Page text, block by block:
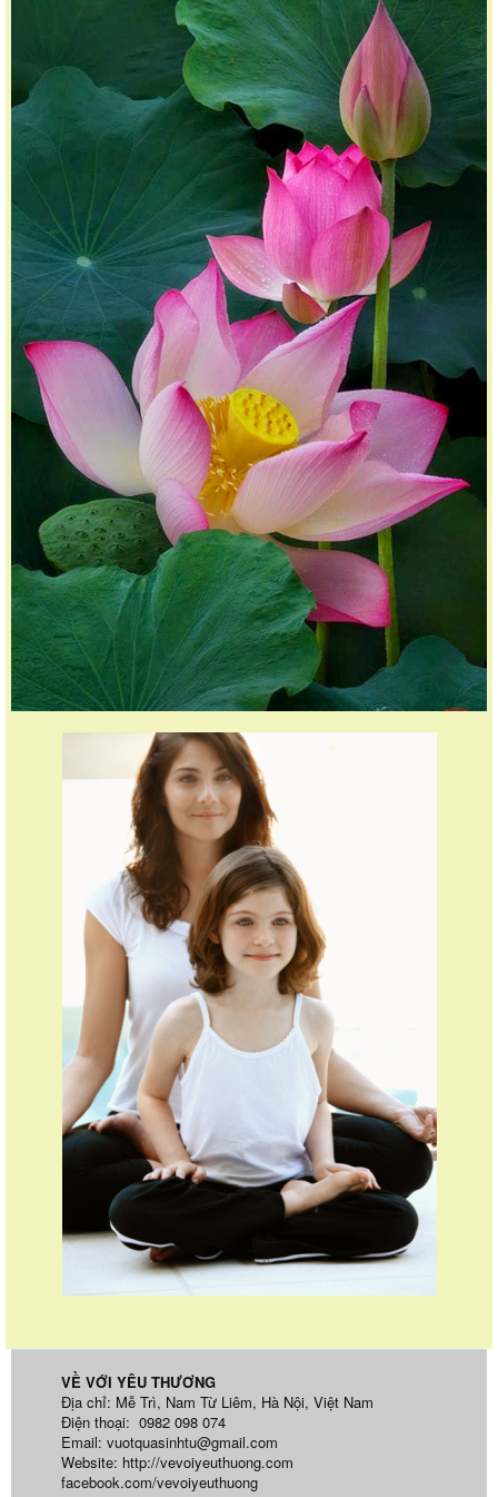
VỀ VỚI YÊU THƯƠNG
Địa chỉ: Mễ Trì, Nam Từ Liêm, Hà Nội, Việt Nam
Điện thoại: 0982 098 074
Email: vuotquasinhtu@gmail.com
Website: http://vevoiyeuthuong.com
facebook.com/vevoiyeuthuong